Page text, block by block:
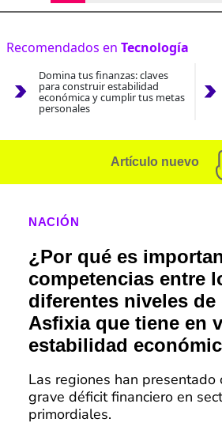
Recomendados en Tecnología
Domina tus finanzas: claves
para construir estabilidad
económica y cumplir tus metas
personales
Artículo nuevo
NACIÓN
¿Por qué es
competencias entre
diferentes niveles
Asfixia que tiene en
estabilidad
Las regiones han presentado
grave déficit financiero en
primordiales.